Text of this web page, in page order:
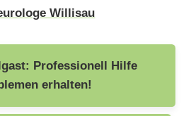
Willisau
Professionell Hilfe
erhalten!